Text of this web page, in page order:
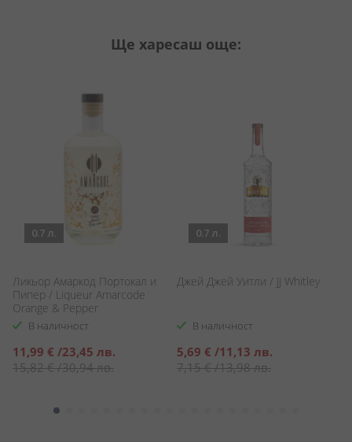
Ще харесаш още:
0.7 л.
Ликьор Амаркод Портокал и
Пипер / Liqueur Amarcode
Orange & Pepper
В наличност
Специална
цена
11,99 € /23,45 лв.
15,82 €/30,94 лв.
0.7 л.
Джей Джей Уитли / JJ Whitley
В наличност
Специална
цена
5,69 € /11,13 лв.
7,15 €/13,98 лв.